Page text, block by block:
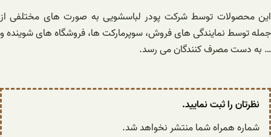
این محصولات توسط شرکت پودر لباسشویی به صورت های مختلفی از
جمله توسط نمایندگی های فروش، سوپرمارکت ها، فروشگاه های شوینده و
… به دست مصرف کنندگان می رسد.
نظرتان را ثبت نمایید.
شماره همراه شما منتشر نخواهد شد.